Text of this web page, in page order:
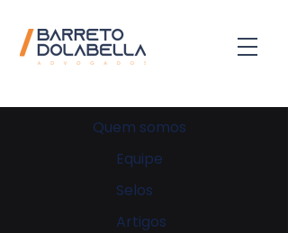
Quem somos
Equipe
Selos
Artigos